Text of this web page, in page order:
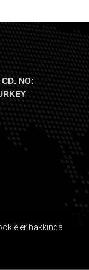
NO:
hakkında